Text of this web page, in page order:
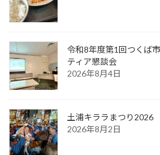
令和8年度第1回つくば
ティア懇談会
2026年8月4日
土浦キララまつり2026
2026年8月2日